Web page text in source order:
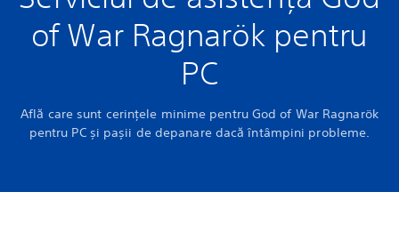
of War Ragnarök pentru
PC
Află care sunt cerințele minime pentru God of War Ragnarök
pentru PC și pașii de depanare dacă întâmpini probleme.